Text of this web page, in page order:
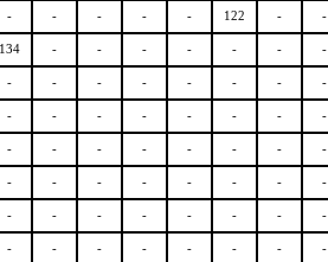
- - - - - 122 - -
134 - - - - - - -
- - - - - - - -
- - - - - - - -
- - - - - - - -
- - - - - - - -
- - - - - - - -
- - - - - - - -